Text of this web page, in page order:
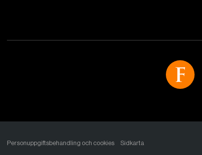
Personuppgiftsbehandling och cookies Sidkarta